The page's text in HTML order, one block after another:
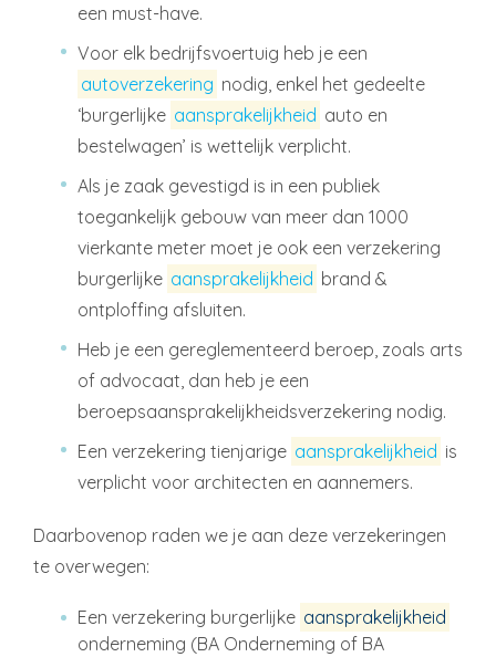
een must-have.
Voor elk bedrijfsvoertuig heb je een
autoverzekering nodig, enkel het gedeelte
‘burgerlijke aansprakelijkheid auto en
bestelwagen’ is wettelijk verplicht.
Als je zaak gevestigd is in een publiek
toegankelijk gebouw van meer dan 1000
vierkante meter moet je ook een verzekering
burgerlijke aansprakelijkheid brand &
ontploffing afsluiten.
Heb je een gereglementeerd beroep, zoals arts
of advocaat, dan heb je een
beroepsaansprakelijkheidsverzekering nodig.
Een verzekering tienjarige aansprakelijkheid is
verplicht voor architecten en aannemers.
Daarbovenop raden we je aan deze verzekeringen
te overwegen:
Een verzekering burgerlijke aansprakelijkheid
onderneming (BA Onderneming of BA